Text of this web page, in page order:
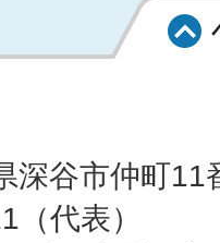
深谷市仲町11
代表）